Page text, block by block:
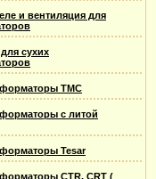
и вентиляция для
сухих
TMC
с литой
Tesar
CTR, CRT (